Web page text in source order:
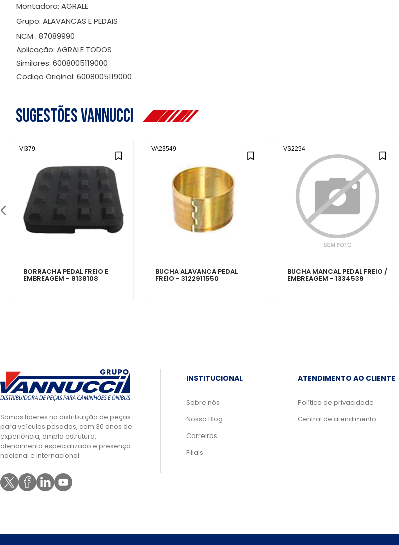
Montadora: AGRALE
Grupo: ALAVANCAS E PEDAIS
NCM : 87089990
Aplicação: AGRALE TODOS
Similares: 6008005119000
Codigo Original: 6008005119000
Sugestões Vannucci
BORRACHA PEDAL FREIO E
EMBREAGEM - 8138108
VI379
BUCHA ALAVANCA PEDAL
FREIO - 3122911550
VA23549
BUCHA MANCAL PEDAL FREIO /
EMBREAGEM - 1334539
VS2294
Somos líderes na distribuição de peças
para veículos pesados, com 30 anos de
experiência, ampla estrutura,
atendimento especializado e presença
nacional e internacional.
INSTITUCIONAL
Sobre nós
Nosso Blog
Carreiras
Filiais
ATENDIMENTO AO CLIENTE
Política de privacidade
Central de atendimento